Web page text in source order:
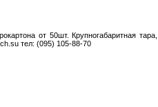
от 50шт. Крупногабаритная тара,
тел: (095) 105-88-70